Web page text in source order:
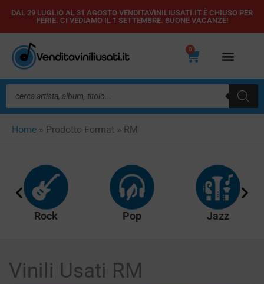
Vai
contenuto
DAL 29 LUGLIO AL 31 AGOSTO VENDITAVINILIUSATI.IT È CHIUSO PER
FERIE. CI VEDIAMO IL 1 SETTEMBRE. BUONE VACANZE!
0
Carrello
Ricerca
prodotti
Home » Prodotto Format » RM
Rock Pop Jazz
Vinili Usati RM